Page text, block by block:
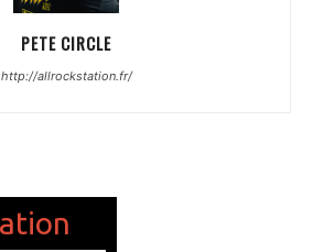
PETE CIRCLE
http://allrockstation.fr/